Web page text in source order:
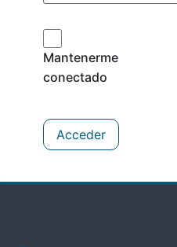
Mantenerme
conectado
Acceder